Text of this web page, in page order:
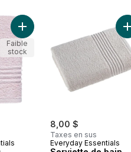
panier mauve au panier
Ajouter Essuie-mains
Faible
stock
8,00 $
Taxes en sus
Everyday Essentials